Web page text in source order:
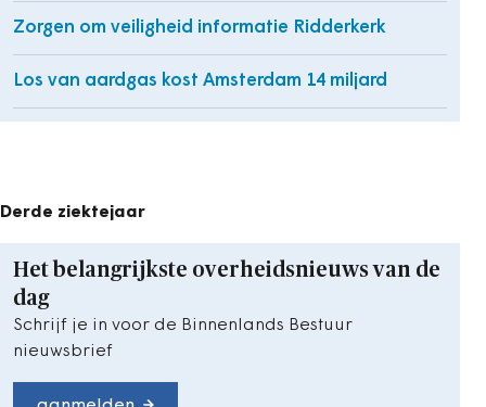
Zorgen om veiligheid informatie Ridderkerk
Los van aardgas kost Amsterdam 14 miljard
Derde ziektejaar
Het belangrijkste overheidsnieuws van de
dag
Schrijf je in voor de Binnenlands Bestuur
nieuwsbrief